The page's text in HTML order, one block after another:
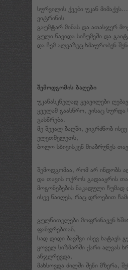
სურვილის ქვები უკან
ვიტრინის
გაუმტარ მინას და ათასჯერ
გული წავიდა სიჩუმეში და
და ჩემ ალვაზეც ხმაურობენ
შემოდგომის ბაღები
უკანასკნელად ყვავილები
ყველამ გაასწრო, ვისაც სურდა
გასწრება.
მე შევალ ბაღში, ვიგრძნობ
ელეთმელეთს,
ბოლო სხივისკენ მიაბრუნეს
შემოდგომაა, რომ არ ინდობს
და თავის ოქროს გადააყრის
მოგონებების ნაკადული
ისევ წაიღეს, რაც დროებით
გულწითელები მოფრინავენ
ფანჯრებთან,
სად დიდი ბავშვი ისევ ხატავს
ყოველ სიზმარში ქარი ალვას
ანჯღრევდა,
მახსოვდა ძილში შენი მზერა,